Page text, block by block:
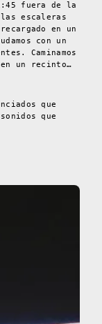
fuera de la
escaleras
en un
con un
Caminamos
un recinto…
que
que